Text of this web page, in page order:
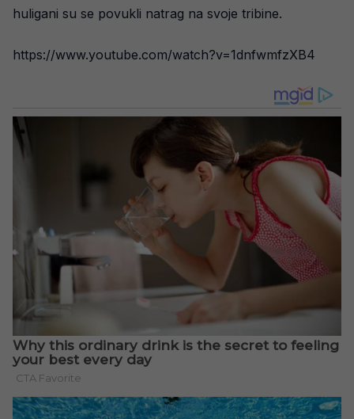
huligani su se povukli natrag na svoje tribine.
https://www.youtube.com/watch?v=1dnfwmfzXB4